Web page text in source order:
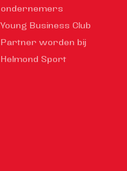
ondernemers
Young Business Club
Partner worden bij
Helmond Sport